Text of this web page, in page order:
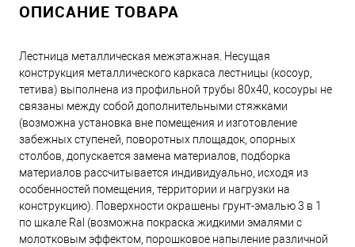
ОПИСАНИЕ ТОВАРА
Лестница металлическая межэтажная. Несущая
конструкция металлического каркаса лестницы (косоур,
тетива) выполнена из профильной трубы 80х40, косоуры не
связаны между собой дополнительными стяжками
(возможна установка вне помещения и изготовление
забежных ступеней, поворотных площадок, опорных
столбов, допускается замена материалов, подборка
материалов рассчитывается индивидуально, исходя из
особенностей помещения, территории и нагрузки на
конструкцию). Поверхности окрашены грунт-эмалью 3 в 1
по шкале Ral (возможна покраска жидкими эмалями с
молотковым эффектом, порошковое напыление различной